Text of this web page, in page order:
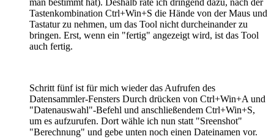
Tastenkombination Ctrl+Win+S die Hände von der Maus und
Tastatur zu nehmen, um das Tool nicht durcheinander zu
bringen. Erst, wenn ein "fertig" angezeigt wird, ist das Tool
auch fertig.
Schritt fünf ist für mich wieder das Aufrufen des
Datensammler-Fensters Durch drücken von Ctrl+Win+A und
"Datenauswahl"-Befehl und anschließendem Ctrl+Win+S,
um es aufzurufen. Dort wähle ich nun statt "Sreenshot"
"Berechnung" und gebe unten noch einen Dateinamen vor.